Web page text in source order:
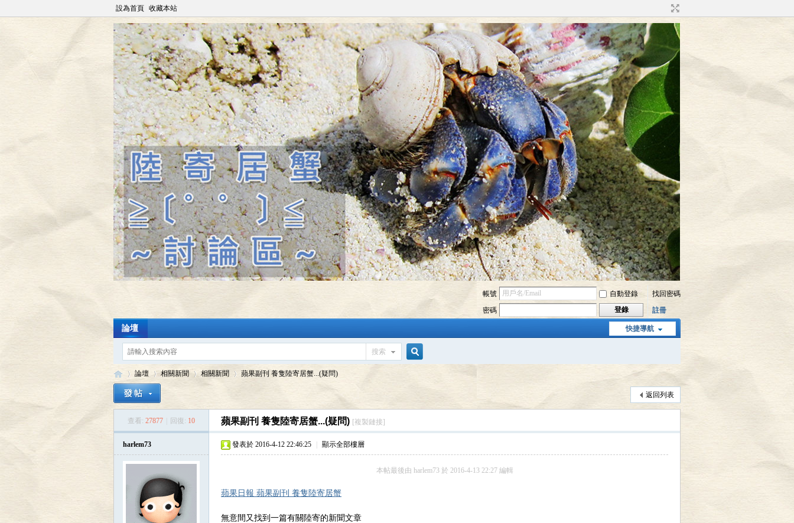
設為首頁 收藏本站
帳號 自動登錄
找回密碼
密碼
登錄 註冊
快捷導航
論壇
搜索
論壇
›
相關新聞
›
相關新聞
›
蘋果副刊 養隻陸寄居蟹...(疑問)
返回列表
查看: 27877 回復: 10 蘋果副刊 養隻陸寄居蟹...(疑問) [複製鏈接]
harlem73 發表於 2016-4-12 22:46:25 顯示全部樓層
本帖最後由 harlem73 於 2016-4-13 22:27 編輯
蘋果日報 蘋果副刊 養隻陸寄居蟹
無意間又找到一篇有關陸寄的新聞文章